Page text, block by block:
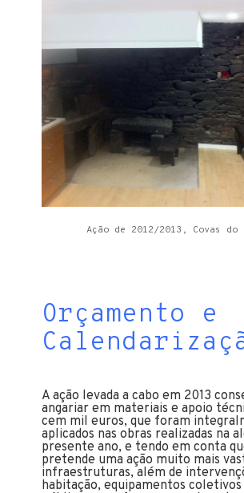
Ação de 2012/2013, Covas do
Orçamento e
A ação levada a cabo em 2013
angariar em materiais e apoio
cem mil euros, que foram
aplicados nas obras realizadas na
presente ano, e tendo em conta
pretende uma ação muito mais
infraestruturas, além de
habitação, equipamentos coletivos